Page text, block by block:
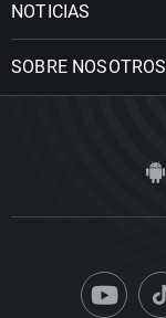
NOTICIAS
SOBRE NOSOTROS